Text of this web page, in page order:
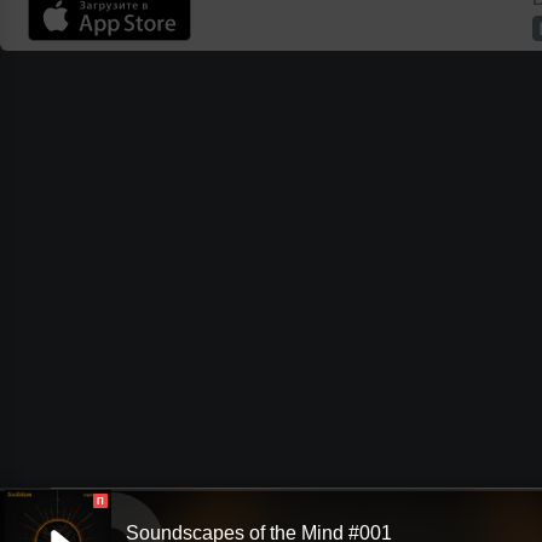
П
Soundscapes of the Mind #001